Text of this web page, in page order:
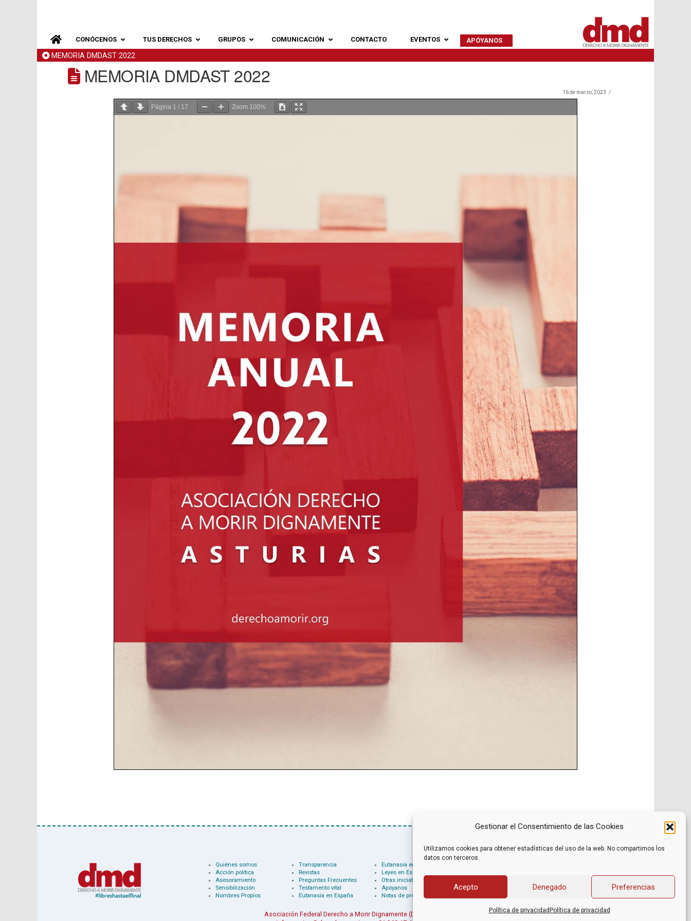
Gestionar el Consentimiento de las Cookies
Utilizamos cookies para obtener estadísticas del uso de la web. No compartimos los
datos con terceros.
Acepto Denegado Preferencias
Política de privacidad Política de privacidad
CONÓCENOS TUS DERECHOS GRUPOS COMUNICACIÓN CONTACTO EVENTOS APÓYANOS
MEMORIA DMDAST 2022
MEMORIA DMDAST 2022
16 de marzo, 2023
Página 1 / 17 Zoom 100%
Quiénes somos
Acción política
Asesoramiento
Sensibilización
Nombres Propios
Transparencia
Revistas
Preguntas Frecuentes
Testamento vital
Eutanasia en España
Eutanasia en el mundo
Leyes en España
Otras iniciativas
Apóyanos
Notas de prensa
Libros recomendados
Películas recomendadas
Facebook
Asociación Federal Derecho a Morir Dignamente (DMD)